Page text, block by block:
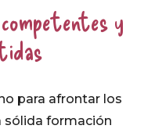
y
para afrontar los
sólida formación